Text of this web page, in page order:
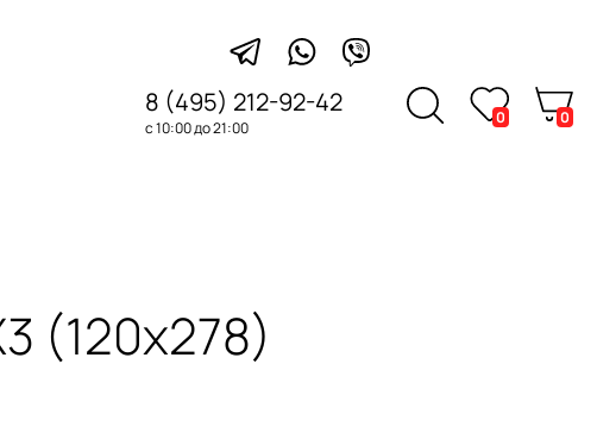
8 (495) 212-92-42
с 10:00 до 21:00
0 0
(120x278)